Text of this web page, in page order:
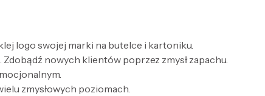
logo swojej marki na butelce i kartoniku.
nowych klientów poprzez zmysł zapachu.
zmysłowych poziomach.